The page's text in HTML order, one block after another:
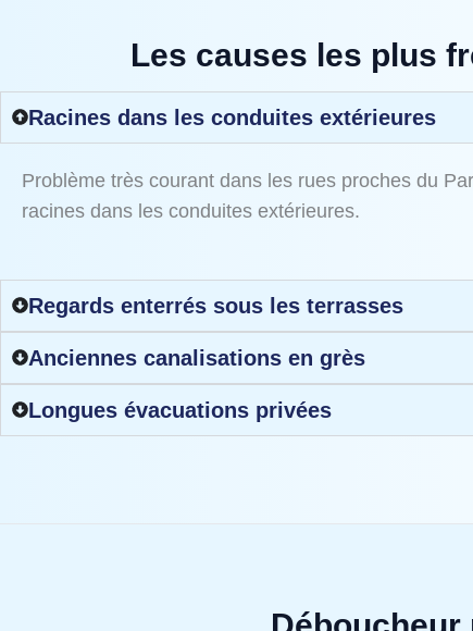
Les causes les plus
Racines dans les conduites extérieures
Problème très courant dans les rues proches du
racines dans les conduites extérieures.
Regards enterrés sous les terrasses
Anciennes canalisations en grès
Longues évacuations privées